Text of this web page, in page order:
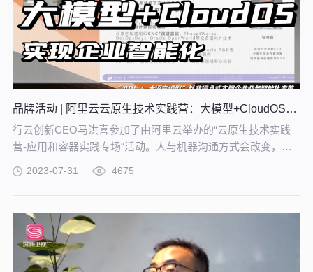
品牌活动 | 阿里云云原生技术实践营：大模型+CloudOS，实现企业智能化
行云创新CEO马洪喜参加了由阿里云举办的“云原生技术实践
营-应用和容器实践专场“活动。人与机器沟通方式会改变，系
API，积少成多、渐进式创新。在企业结合AI技术帮助业务智
来、关注政策法规，采用国内大模型。企业云智一体化创新平
台的建设思路是如何实现API+大语言模型结合，并将其应用到
企业业务系统中。
2023-07-31 4675